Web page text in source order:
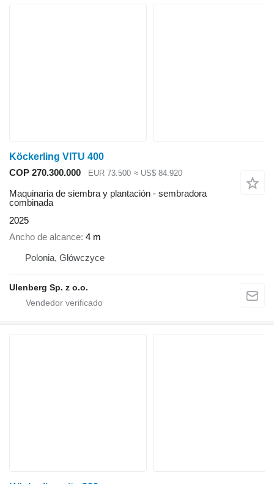
Köckerling VITU 400
COP 270.300.000
EUR 73.500 ≈ US$ 84.920
Maquinaria de siembra y plantación - sembradora
combinada
2025
Ancho de alcance 4 m
Polonia, Główczyce
Ulenberg Sp. z o.o.